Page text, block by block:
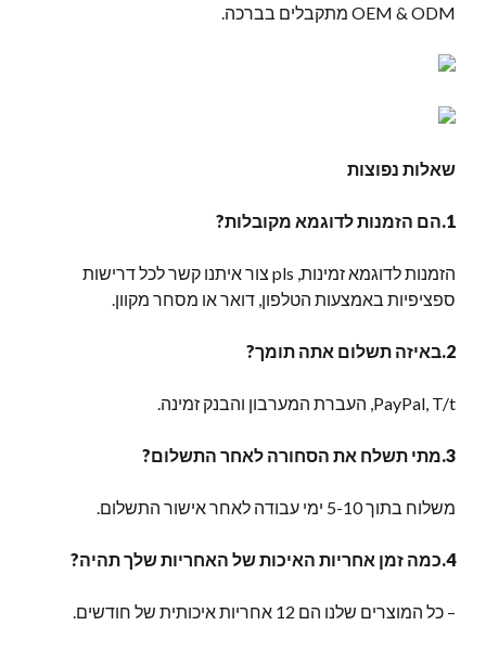
OEM & ODM מתקבלים בברכה.
שאלות נפוצות
1.הם הזמנות לדוגמא מקובלות?
הזמנות לדוגמא זמינות, pls צור איתנו קשר לכל דרישות
ספציפיות באמצעות הטלפון, דואר או מסחר מקוון.
2.באיזה תשלום אתה תומך?
PayPal, T/t, העברת המערבון והבנק זמינה.
3.מתי תשלח את הסחורה לאחר התשלום?
משלוח בתוך 5-10 ימי עבודה לאחר אישור התשלום.
4.כמה זמן אחריות האיכות של האחריות שלך תהיה?
– כל המוצרים שלנו הם 12 אחריות איכותית של חודשים.